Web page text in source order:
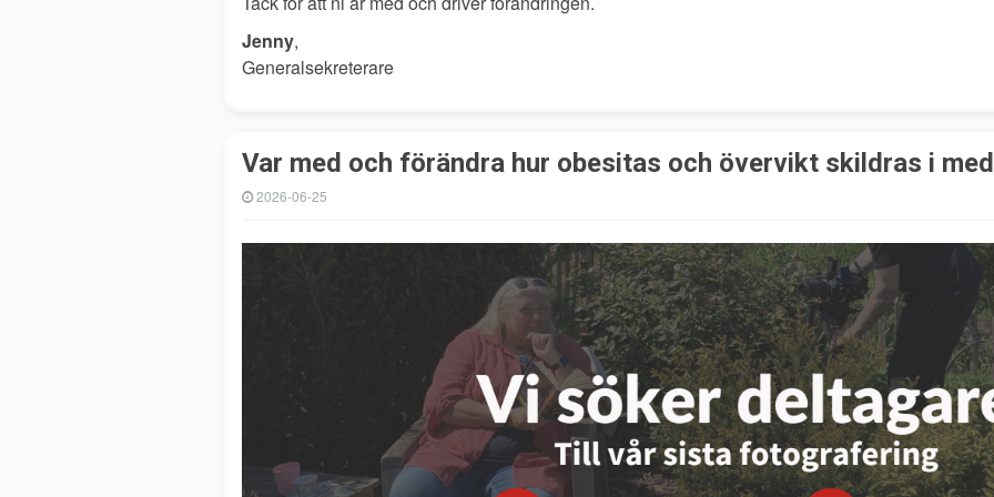
Jenny,
Generalsekreterare
Var med och förändra hur obesitas och övervikt skildras i
2026-06-25